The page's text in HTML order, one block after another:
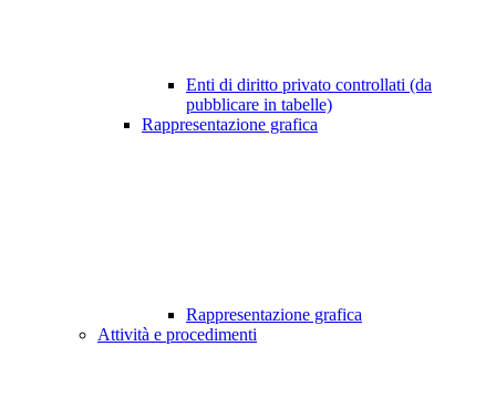
Enti di diritto privato controllati (da
pubblicare in tabelle)
Rappresentazione grafica
Rappresentazione grafica
Attività e procedimenti